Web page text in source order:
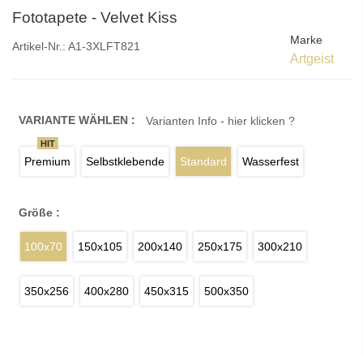
Fototapete - Velvet Kiss
Artikel-Nr.: A1-3XLFT821 Marke
Artgeist
VARIANTE WÄHLEN : Varianten Info - hier klicken ?
Premium
HIT
Selbstklebende Standard Wasserfest
Größe :
100x70 150x105 200x140 250x175 300x210
350x256 400x280 450x315 500x350